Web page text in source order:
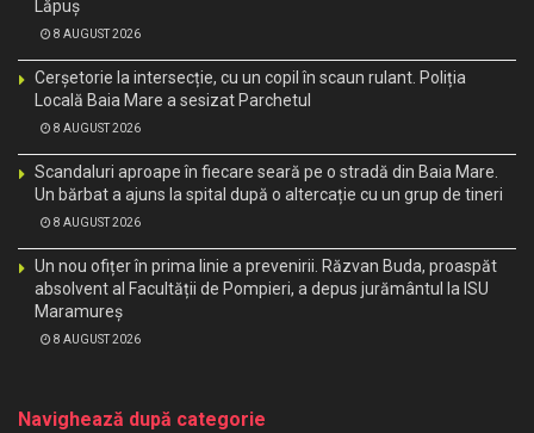
Lăpuș
8 AUGUST 2026
Cerșetorie la intersecție, cu un copil în scaun rulant. Poliția
Locală Baia Mare a sesizat Parchetul
8 AUGUST 2026
Scandaluri aproape în fiecare seară pe o stradă din Baia Mare.
Un bărbat a ajuns la spital după o altercație cu un grup de tineri
8 AUGUST 2026
Un nou ofițer în prima linie a prevenirii. Răzvan Buda, proaspăt
absolvent al Facultății de Pompieri, a depus jurământul la ISU
Maramureș
8 AUGUST 2026
Navighează după categorie